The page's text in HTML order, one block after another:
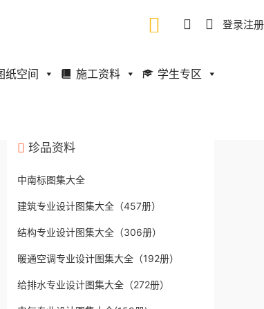
登录注册
纸空间 施工资料 学生专区
珍品资料
中南标图集大全
建筑专业设计图集大全（457册）
结构专业设计图集大全（306册）
暖通空调专业设计图集大全（192册）
给排水专业设计图集大全（272册）